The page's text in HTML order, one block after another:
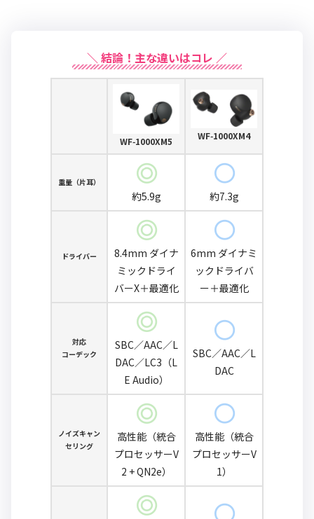
＼ 結論！主な違いはコレ ／
WF‑1000XM5 WF‑1000XM4
重量（片耳）
約5.9g 約7.3g
ドライバー
8.4mm ダイナ
ミックドライ
バーX＋最適化
6mm ダイナミ
ックドライバ
ー＋最適化
対応
コーデック
SBC／AAC／L
DAC／LC3（L
E Audio）
SBC／AAC／L
DAC
ノイズキャン
セリング
高性能（統合
プロセッサーV
2 + QN2e）
高性能（統合
プロセッサーV
1）